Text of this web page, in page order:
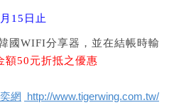
15日止
國WIFI分享器，並在結帳時輸
額50元折抵之優惠
網 http://www.tigerwing.com.tw/